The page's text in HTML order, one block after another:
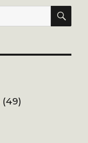
de
Guadalajara
(49)